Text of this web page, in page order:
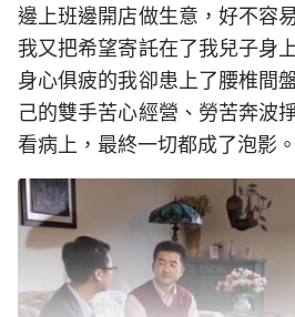
邊上班邊開店做生意，好不容
我又把希望寄託在了我兒子身
身心俱疲的我卻患上了腰椎間
己的雙手苦心經營、勞苦奔波
看病上，最終一切都成了泡影。